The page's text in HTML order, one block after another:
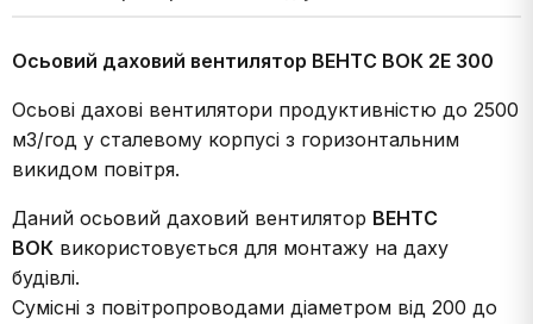
Осьовий даховий вентилятор ВЕНТС ВОК 2Е 300
Осьові дахові вентилятори продуктивністю до 2500
м3/год у сталевому корпусі з горизонтальним
викидом повітря.
Даний осьовий даховий вентилятор ВЕНТС
ВОК використовується для монтажу на даху
будівлі.
Сумісні з повітропроводами діаметром від 200 до